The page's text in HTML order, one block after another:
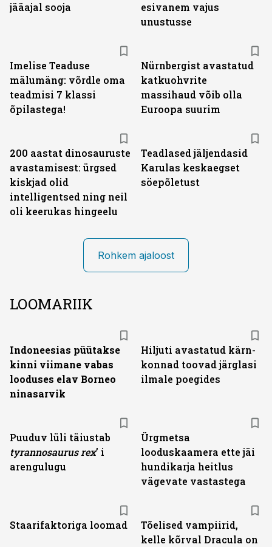
jääajal sooja
esivanem vajus
unustusse
Imelise Teaduse
mälumäng: võrdle oma
teadmisi 7 klassi
õpilastega!
Nürnbergist avastatud
katkuohvrite
massihaud võib olla
Euroopa suurim
200 aastat dinosauruste
avastamisest: ürgsed
kiskjad olid
intelligentsed ning neil
oli keerukas hingeelu
Teadlased jäljendasid
Karulas keskaegset
söepõletust
Rohkem ajaloost
LOOMARIIK
Indoneesias püütakse
kinni viimane vabas
looduses elav Borneo
ninasarvik
Hiljuti avastatud kärn­
konnad toovad järglasi
ilmale poegides
Puuduv lüli täiustab
tyranno­saurus rex’ i
arengulugu
Ürgmetsa
looduskaamera ette jäi
hundikarja heitlus
vägevate vastastega
Staarifaktoriga loomad
Tõelised vampiirid,
kelle kõrval Dracula on